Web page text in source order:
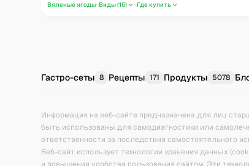
Вяленые ягоды Виды (16) Где купить
Гастро-сеты 8 Рецепты 171 Продукты 5078
Информация на веб-сайте предназначена для лиц
быть использованы для самодиагностики или
ответственности за последствия самостоятельного
Веб-сайт использует технологии хранения данных